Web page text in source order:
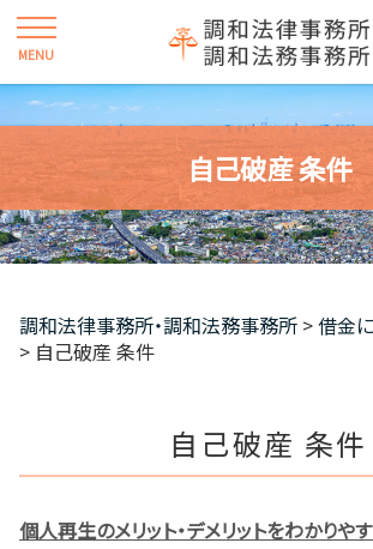
自己破産 条件
調和法律事務所・調和法務事務所 >借金
> 自己破産 条件
自己破産 条件
個人再生のメリット・デメリットをわかりや